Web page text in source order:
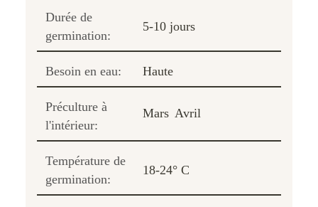
Durée de
germination:
5-10 jours
Besoin en eau: Haute
Préculture à
l'intérieur:
Mars Avril
Température de
germination:
18-24° C